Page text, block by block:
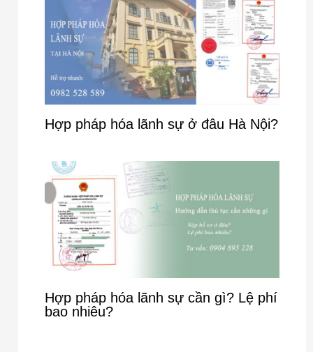
Hợp pháp hóa lãnh sự ở đâu Hà Nội?
Hợp pháp hóa lãnh sự cần gì? Lệ phí
bao nhiêu?